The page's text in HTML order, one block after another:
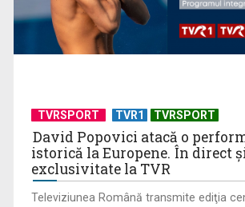
Croația, între cetăți medievale și insule de
TVRSPORT TVR1 TVRSPORT
David Popovici atacă o
istorică la Europene. În direct
exclusivitate la TVR
Televiziunea Română transmite ediţia